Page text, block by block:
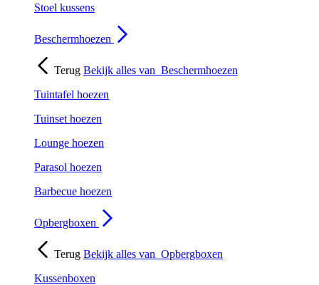
Stoel kussens
Beschermhoezen
Terug Bekijk alles van Beschermhoezen
Tuintafel hoezen
Tuinset hoezen
Lounge hoezen
Parasol hoezen
Barbecue hoezen
Opbergboxen
Terug Bekijk alles van Opbergboxen
Kussenboxen